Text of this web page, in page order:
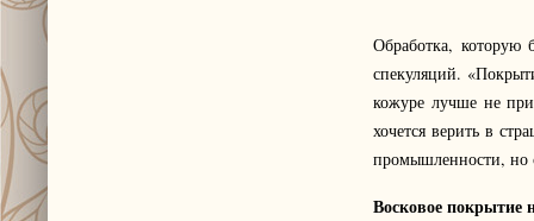
Обработка, которую
спекуляций.
кожуре лучше не
хочется верить в
промышленности, но
Восковое покрытие